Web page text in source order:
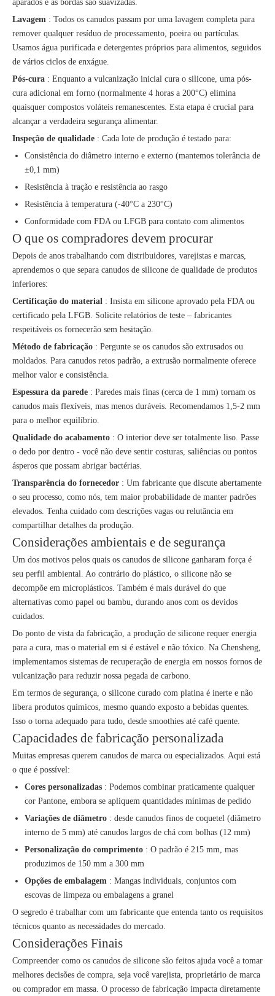
aparados e as bordas são suavizadas.
Lavagem : Todos os canudos passam por uma lavagem completa para
remover qualquer resíduo de processamento, poeira ou partículas.
Usamos água purificada e detergentes próprios para alimentos, seguidos
de vários ciclos de enxágue.
Pós-cura : Enquanto a vulcanização inicial cura o silicone, uma pós-
cura adicional em forno (normalmente 4 horas a 200°C) elimina
quaisquer compostos voláteis remanescentes. Esta etapa é crucial para
alcançar a verdadeira segurança alimentar.
Inspeção de qualidade : Cada lote de produção é testado para:
Consistência do diâmetro interno e externo (mantemos tolerância de
±0,1 mm)
Resistência à tração e resistência ao rasgo
Resistência à temperatura (-40°C a 230°C)
Conformidade com FDA ou LFGB para contato com alimentos
O que os compradores devem procurar
Depois de anos trabalhando com distribuidores, varejistas e marcas,
aprendemos o que separa canudos de silicone de qualidade de produtos
inferiores:
Certificação do material : Insista em silicone aprovado pela FDA ou
certificado pela LFGB. Solicite relatórios de teste – fabricantes
respeitáveis ​​os fornecerão sem hesitação.
Método de fabricação : Pergunte se os canudos são extrusados ​​ou
moldados. Para canudos retos padrão, a extrusão normalmente oferece
melhor valor e consistência.
Espessura da parede : Paredes mais finas (cerca de 1 mm) tornam os
canudos mais flexíveis, mas menos duráveis. Recomendamos 1,5-2 mm
para o melhor equilíbrio.
Qualidade do acabamento : O interior deve ser totalmente liso. Passe
o dedo por dentro - você não deve sentir costuras, saliências ou pontos
ásperos que possam abrigar bactérias.
Transparência do fornecedor : Um fabricante que discute abertamente
o seu processo, como nós, tem maior probabilidade de manter padrões
elevados. Tenha cuidado com descrições vagas ou relutância em
compartilhar detalhes da produção.
Considerações ambientais e de segurança
Um dos motivos pelos quais os canudos de silicone ganharam força é
seu perfil ambiental. Ao contrário do plástico, o silicone não se
decompõe em microplásticos. Também é mais durável do que
alternativas como papel ou bambu, durando anos com os devidos
cuidados.
Do ponto de vista da fabricação, a produção de silicone requer energia
para a cura, mas o material em si é estável e não tóxico. Na Chensheng,
implementamos sistemas de recuperação de energia em nossos fornos de
vulcanização para reduzir nossa pegada de carbono.
Em termos de segurança, o silicone curado com platina é inerte e não
libera produtos químicos, mesmo quando exposto a bebidas quentes.
Isso o torna adequado para tudo, desde smoothies até café quente.
Capacidades de fabricação personalizada
Muitas empresas querem canudos de marca ou especializados. Aqui está
o que é possível:
Cores personalizadas : Podemos combinar praticamente qualquer
cor Pantone, embora se apliquem quantidades mínimas de pedido
Variações de diâmetro : desde canudos finos de coquetel (diâmetro
interno de 5 mm) até canudos largos de chá com bolhas (12 mm)
Personalização do comprimento : O padrão é 215 mm, mas
produzimos de 150 mm a 300 mm
Opções de embalagem : Mangas individuais, conjuntos com
escovas de limpeza ou embalagens a granel
O segredo é trabalhar com um fabricante que entenda tanto os requisitos
técnicos quanto as necessidades do mercado.
Considerações Finais
Compreender como os canudos de silicone são feitos ajuda você a tomar
melhores decisões de compra, seja você varejista, proprietário de marca
ou comprador em massa. O processo de fabricação impacta diretamente